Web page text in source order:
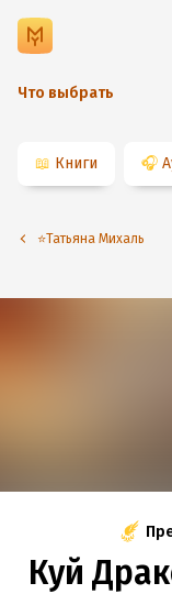
Что выбрать
📖 Книги 🎧
⭐️Татьяна Михаль
Куй